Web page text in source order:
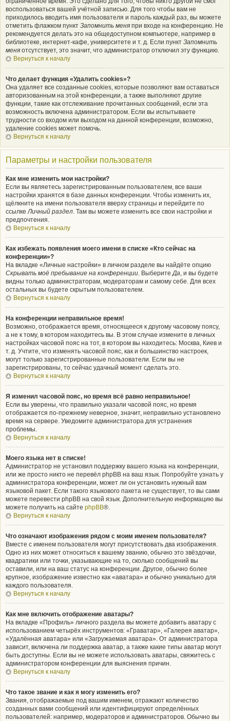
воспользоваться вашей учётной записью. Для того чтобы вам не
приходилось вводить имя пользователя и пароль каждый раз, вы можете
отметить флажком пункт Запомнить меня при входе на конференцию. Не
рекомендуется делать это на общедоступном компьютере, например в
библиотеке, интернет-кафе, университете и т. д. Если пункт Запомнить
меня отсутствует, это значит, что администратор отключил эту функцию.
Вернуться к началу
Что делает функция «Удалить cookies»?
Она удаляет все созданные cookies, которые позволяют вам оставаться
авторизованным на этой конференции, а также выполняют другие
функции, такие как отслеживание прочитанных сообщений, если эта
возможность включена администратором. Если вы испытываете
трудности со входом или выходом на данной конференции, возможно,
удаление cookies может помочь.
Вернуться к началу
Параметры и настройки пользователя
Как мне изменить мои настройки?
Если вы являетесь зарегистрированным пользователем, все ваши
настройки хранятся в базе данных конференции. Чтобы изменить их,
щёлкните на имени пользователя вверху страницы и перейдите по
ссылкеЛичный раздел. Там вы можете изменить все свои настройки и
предпочтения.
Вернуться к началу
Как избежать появления моего имени в списке «Кто сейчас на
конференции»?
На вкладке «Личные настройки» в личном разделе вы найдёте опцию
Скрывать моё пребывание на конференции. ВыберитеДа, и вы будете
видны только администраторам, модераторам и самому себе. Для всех
остальных вы будете скрытым пользователем.
Вернуться к началу
На конференции неправильное время!
Возможно, отображается время, относящееся к другому часовому поясу,
а не к тому, в котором находитесь вы. В этом случае измените в личных
настройках часовой пояс на тот, в котором вы находитесь: Москва, Киев и
т. д. Учтите, что изменять часовой пояс, как и большинство настроек,
могут только зарегистрированные пользователи. Если вы не
зарегистрированы, то сейчас удачный момент сделать это.
Вернуться к началу
Я изменил часовой пояс, но время всё равно неправильное!
Если вы уверены, что правильно указали часовой пояс, но время
отображается по-прежнему неверное, значит, неправильно установлено
время на сервере. Уведомите администратора для устранения
проблемы.
Вернуться к началу
Моего языка нет в списке!
Администратор не установил поддержку вашего языка на конференции,
или же просто никто не перевёл phpBB на ваш язык. Попробуйте узнать у
администратора конференции, может ли он установить нужный вам
языковой пакет. Если такого языкового пакета не существует, то вы сами
можете перевести phpBB на свой язык. Дополнительную информацию вы
можете получить на сайте phpBB®.
Вернуться к началу
Что означают изображения рядом с моим именем пользователя?
Вместе с именем пользователя могут присутствовать два изображения.
Одно из них может относиться к вашему званию, обычно это звёздочки,
квадратики или точки, указывающие на то, сколько сообщений вы
оставили, или на ваш статус на конференции. Другое, обычно более
крупное, изображение известно как «аватара» и обычно уникально для
каждого пользователя.
Вернуться к началу
Как мне включить отображение аватары?
На вкладке «Профиль» личного раздела вы можете добавить аватару с
использованием четырёх инструментов: «Граватар», «Галерея аватар»,
«Удалённая аватара» или «Загружаемая аватара». От администратора
зависит, включена ли поддержка аватар, а также какие типы аватар могут
быть доступны. Если вы не можете использовать аватары, свяжитесь с
администратором конференции для выяснения причин.
Вернуться к началу
Что такое звание и как я могу изменить его?
Звания, отображаемые под вашим именем, отражают количество
созданных вами сообщений или идентифицируют определённых
пользователей: например, модераторов и администраторов. Обычно вы